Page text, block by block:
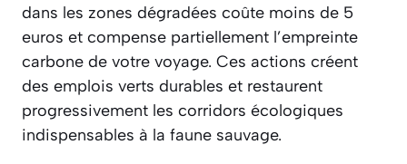
dans les zones dégradées coûte moins de 5
euros et compense partiellement l’empreinte
carbone de votre voyage. Ces actions créent
des emplois verts durables et restaurent
progressivement les corridors écologiques
indispensables à la faune sauvage.